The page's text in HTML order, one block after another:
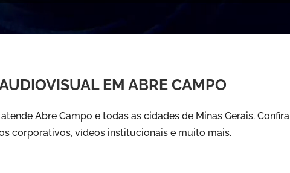
EM ABRE CAMPO
Abre Campo e todas as cidades de Minas Gerais. Confira
corporativos, vídeos institucionais e muito mais.